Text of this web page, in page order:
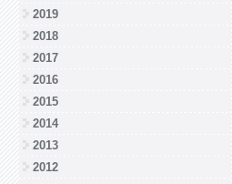
2019
2018
2017
2016
2015
2014
2013
2012